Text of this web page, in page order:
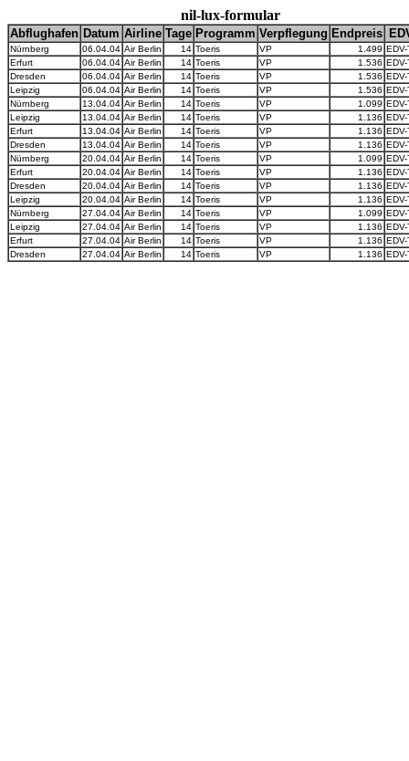
nil-lux-formular
Abflughafen Datum Airline Tage Programm Verpflegung Endpreis
Nürnberg 06.04.04 Air Berlin 14 Toeris VP 1.499
Erfurt
06.04.04 Air Berlin 14 Toeris VP 1.536
Dresden
06.04.04 Air Berlin 14 Toeris VP 1.536
Leipzig
06.04.04 Air Berlin 14 Toeris VP 1.536
Nürnberg
13.04.04 Air Berlin 14 Toeris VP 1.099
Leipzig
13.04.04 Air Berlin 14 Toeris VP 1.136
Erfurt
13.04.04 Air Berlin 14 Toeris VP 1.136
Dresden
13.04.04 Air Berlin 14 Toeris VP 1.136
Nürnberg
20.04.04 Air Berlin 14 Toeris VP 1.099
Erfurt
20.04.04 Air Berlin 14 Toeris VP 1.136
Dresden
20.04.04 Air Berlin 14 Toeris VP 1.136
Leipzig
20.04.04 Air Berlin 14 Toeris VP 1.136
Nürnberg
27.04.04 Air Berlin 14 Toeris VP 1.099
Leipzig
27.04.04 Air Berlin 14 Toeris VP 1.136
Erfurt
27.04.04 Air Berlin 14 Toeris VP 1.136
Dresden
27.04.04 Air Berlin 14 Toeris VP 1.136